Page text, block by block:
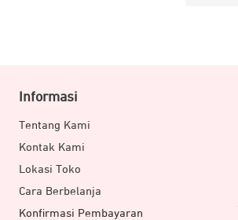
Informasi
Tentang Kami
Kontak Kami
Lokasi Toko
Cara Berbelanja
Konfirmasi Pembayaran